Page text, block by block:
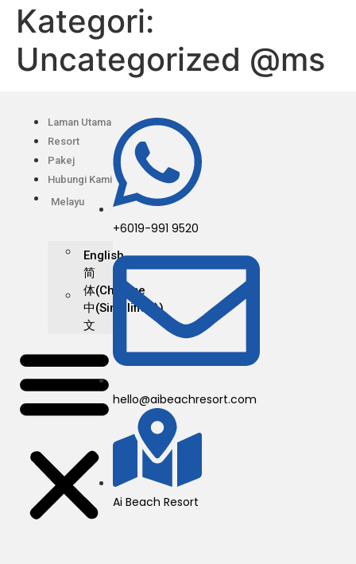
Kategori:
Uncategorized @ms
Laman Utama
Resort
Pakej
Hubungi Kami
Melayu
English
简
体
中
文
(Chinese
(Simplified))
+6019-991 9520
hello@aibeachresort.com
Ai Beach Resort